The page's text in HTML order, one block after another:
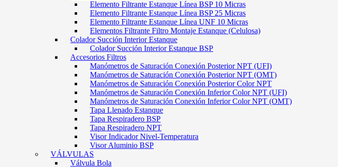
Elemento Filtrante Estanque Línea BSP 10 Micras
Elemento Filtrante Estanque Línea BSP 25 Micras
Elemento Filtrante Estanque Línea UNF 10 Micras
Elementos Filtrante Filtro Montaje Estanque (Celulosa)
Colador Succión Interior Estanque
Colador Succión Interior Estanque BSP
Accesorios Filtros
Manómetros de Saturación Conexión Posterior NPT (UFI)
Manómetros de Saturación Conexión Posterior NPT (OMT)
Manómetros de Saturación Conexión Posterior Color NPT
Manómetros de Saturación Conexión Inferior Color NPT (UFI)
Manómetros de Saturación Conexión Inferior Color NPT (OMT)
Tapa Llenado Estanque
Tapa Respiradero BSP
Tapa Respiradero NPT
Visor Indicador Nivel-Temperatura
Visor Aluminio BSP
VÁLVULAS
Válvula Bola